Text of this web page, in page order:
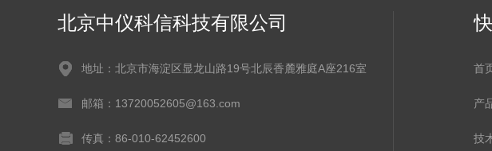
北京中仪科信科技有限公司
地址：北京市海淀区显龙山路19号北辰香麓雅庭A座216室
邮箱：13720052605@163.com
传真：86-010-62452600
首
产
技